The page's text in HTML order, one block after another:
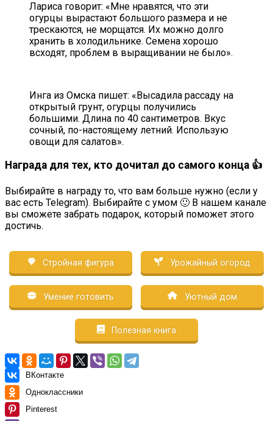
Лариса говорит: «Мне нравятся, что эти
огурцы вырастают большого размера и не
трескаются, не морщатся. Их можно долго
хранить в холодильнике. Семена хорошо
всходят, проблем в выращивании не было».
Инга из Омска пишет: «Высадила рассаду на
открытый грунт, огурцы получились
большими. Длина по 40 сантиметров. Вкус
сочный, по-настоящему летний. Использую
овощи для салатов».
Награда для тех, кто дочитал до самого конца 👍
Выбирайте в награду то, что вам больше нужно (если у
вас есть Telegram). Выбирайте с умом 🙂 В нашем канале
вы сможете забрать подарок, который поможет этого
достичь.
Стройная фигура Урожайный огород
Умение готовить Уютный дом
Полезная книга
ВКонтакте
Одноклассники
Pinterest